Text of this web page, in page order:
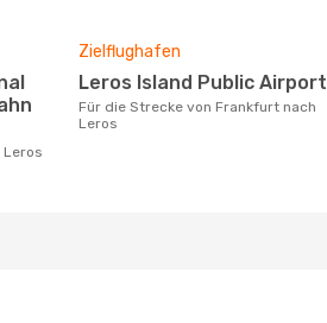
Leros
Zielflughafen
Leros Island Public Airport
Für die Strecke von Frankfurt nach
Leros